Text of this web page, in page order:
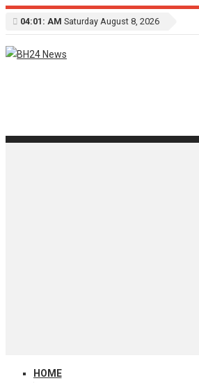
04:01: AM Saturday August 8, 2026
HOME